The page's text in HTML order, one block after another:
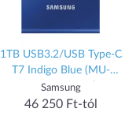
1TB USB3.2/USB Type-C
T7 Indigo Blue (MU-
PC1T0H/WW)
Samsung
46 250 Ft-tól